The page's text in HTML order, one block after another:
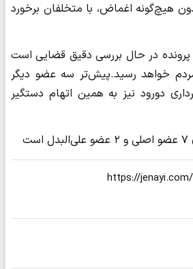
هیچ‌گونه اغماض، با متخلفان برخورد
پرونده در حال بررسی دقیق قضایی است
خواهد رسید.پیش‌تر سه عضو دیگر
دورود نیز به همین اتهام دستگیر